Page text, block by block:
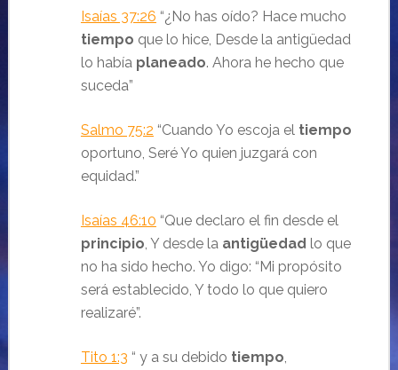
Isaías 37:26 “¿No has oído? Hace mucho
tiempo que lo hice, Desde la antigüedad
lo había planeado. Ahora he hecho que
suceda”
Salmo 75:2 “Cuando Yo escoja el tiempo
oportuno, Seré Yo quien juzgará con
equidad.”
Isaías 46:10 “Que declaro el fin desde el
principio Y desde la antigüedad lo que
no ha sido hecho. Yo digo: “Mi propósito
será establecido, Y todo lo que quiero
realizaré”.
Tito 1:3 “ y a su debido tiempo